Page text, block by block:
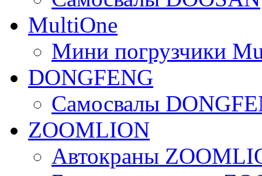
MultiOne
Мини погрузчики
DONGFENG
Самосвалы
ZOOMLION
Автокраны